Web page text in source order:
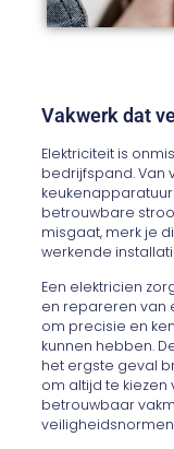
Vakwerk dat
Elektriciteit is
bedrijfspand. Van
betrouwbare
misgaat, merk je
werkende
Een elektricien
en repareren van
om precisie en
kunnen hebben.
het ergste geval
om altijd te
betrouwbaar